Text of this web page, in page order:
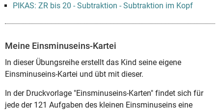
PIKAS: ZR bis 20 - Subtraktion - Subtraktion im Kopf
Meine Einsminuseins-Kartei
In dieser Übungsreihe erstellt das Kind seine eigene
Einsminuseins-Kartei und übt mit dieser.
In der Druckvorlage "Einsminuseins-Karten" findet sich für
jede der 121 Aufgaben des kleinen Einsminuseins eine